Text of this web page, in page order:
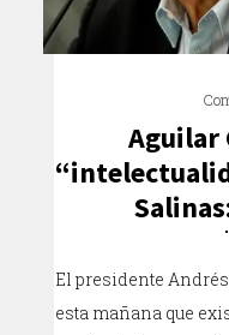
Aguilar
El presidente
esta mañana que